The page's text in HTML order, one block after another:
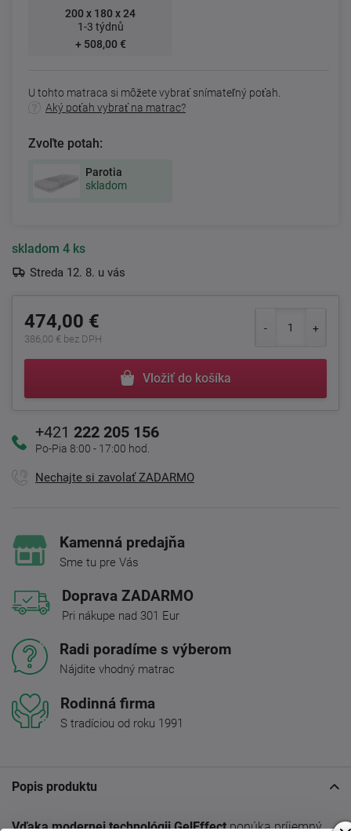
200 x 180 x 24
1-3 týdnů
+ 508,00 €
U tohto matraca si môžete vybrať snímateľný poťah.
Aký poťah vybrať na matrac?
Zvoľte potah:
Parotia
skladom
skladom 4 ks
Streda 12. 8. u vás
474,00 €
386,00 € bez DPH
Vložiť do košíka
+421 222 205 156
Po-Pia 8:00 - 17:00 hod.
Nechajte si zavolať ZADARMO
Kamenná predajňa
Sme tu pre Vás
Doprava ZADARMO
Pri nákupe nad 301 Eur
Radi poradíme s výberom
Nájdite vhodný matrac
Rodinná firma
S tradíciou od roku 1991
Popis produktu
Vďaka modernej technológii GelEffectponúka príjemný